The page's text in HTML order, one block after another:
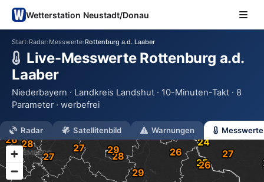
Wetterstation Neustadt/Donau
Start›Radar›Messwerte›Rottenburg a.d. Laaber
Live-Messwerte Rottenburg a.d.
Laaber
Niederbayern · Landkreis Landshut · 10-Minuten-Takt · 8
Parameter · werbefrei
Radar Satellitenbild Warnungen Messwerte